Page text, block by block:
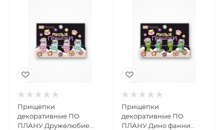
Прищепки
декоративные ПО
ПЛАНУ Дружелюбие
Прищепки
декоративные ПО
ПЛАНУ Дино фанни